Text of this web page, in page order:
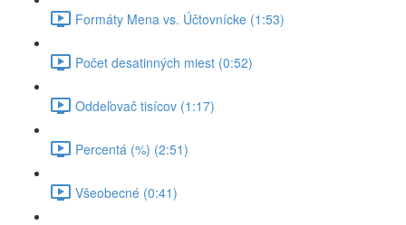
Formáty Mena vs. Účtovnícke (1:53)
Počet desatinných miest (0:52)
Oddeľovač tisícov (1:17)
Percentá (%) (2:51)
Všeobecné (0:41)